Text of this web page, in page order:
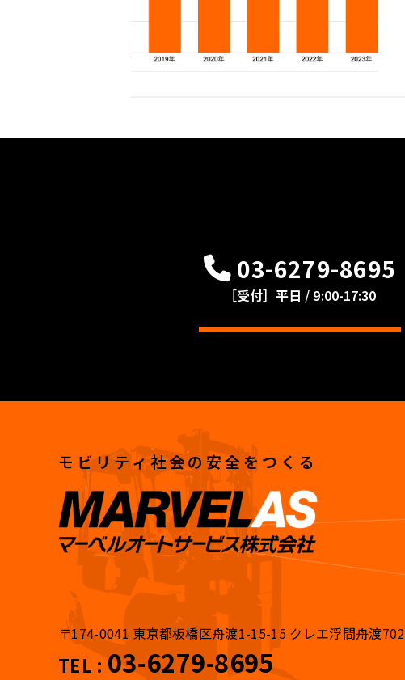
03-6279-8695
［受付］平日 / 9:00-17:30
モビリティ社会の安全をつくる
〒174-0041 東京都板橋区舟渡1-15-15 クレエ浮間舟渡702
TEL :03-6279-8695